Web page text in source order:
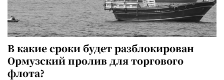
В какие сроки будет разблокирован
Ормузский пролив для торгового
флота?